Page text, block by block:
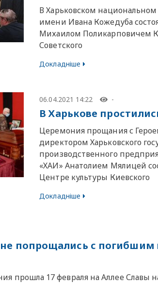
В Харьковском
имени Ивана Кожедуба
Михаилом Поликарповичем
Советского
Докладніше
06.04.2021 14:22 -
В Харькове
Церемония прощания с
директором Харьковского
производственного
«ХАИ» Анатолием Мялицей
Центре культуры Киевского
Докладніше
попрощались с
прошла 17 февраля на Аллее Славы